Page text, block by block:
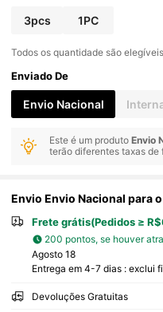
3pcs 1PC
Todos os quantidade são
Enviado De
Envio Nacional
Este é um produtoEnvio
terão diferentes taxas
Envio Envio Nacional para o
Frete grátis(Pedidos ≥
200 pontos, se houver
Agosto 18
Entrega em 4-7 dias : exclui
Devoluções Gratuitas